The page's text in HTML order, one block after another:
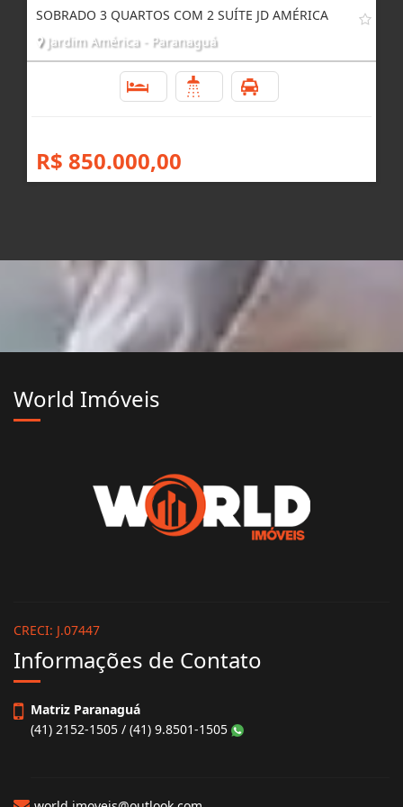
SOBRADO 3 QUARTOS COM 2 SUÍTE JD AMÉRICA
Jardim América - Paranaguá
R$ 850.000,00
World Imóveis
CRECI: J.07447
Informações de Contato
Matriz Paranaguá
(41) 2152-1505 / (41) 9.8501-1505